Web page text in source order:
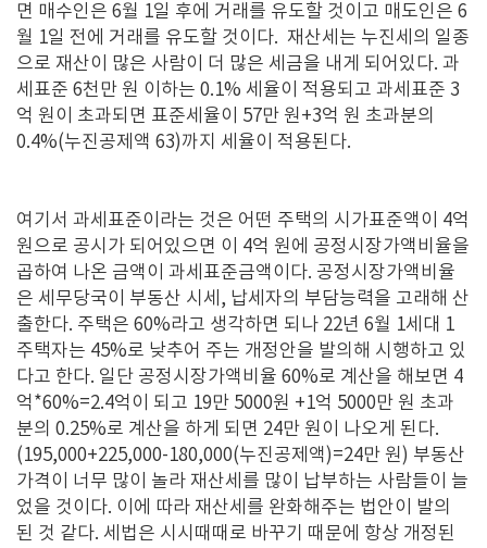
면 매수인은 6월 1일 후에 거래를 유도할 것이고 매도인은 6
월 1일 전에 거래를 유도할 것이다. 재산세는 누진세의 일종
으로 재산이 많은 사람이 더 많은 세금을 내게 되어있다. 과
세표준 6천만 원 이하는 0.1% 세율이 적용되고 과세표준 3
억 원이 초과되면 표준세율이 57만 원+3억 원 초과분의
0.4%(누진공제액 63)까지 세율이 적용된다.
여기서 과세표준이라는 것은 어떤 주택의 시가표준액이 4억
원으로 공시가 되어있으면 이 4억 원에 공정시장가액비율을
곱하여 나온 금액이 과세표준금액이다. 공정시장가액비율
은 세무당국이 부동산 시세, 납세자의 부담능력을 고래해 산
출한다. 주택은 60%라고 생각하면 되나 22년 6월 1세대 1
주택자는 45%로 낮추어 주는 개정안을 발의해 시행하고 있
다고 한다. 일단 공정시장가액비율 60%로 계산을 해보면 4
억*60%=2.4억이 되고 19만 5000원 +1억 5000만 원 초과
분의 0.25%로 계산을 하게 되면 24만 원이 나오게 된다.
(195,000+225,000-180,000(누진공제액)=24만 원) 부동산
가격이 너무 많이 놀라 재산세를 많이 납부하는 사람들이 늘
었을 것이다. 이에 따라 재산세를 완화해주는 법안이 발의
된 것 같다. 세법은 시시때때로 바꾸기 때문에 항상 개정된